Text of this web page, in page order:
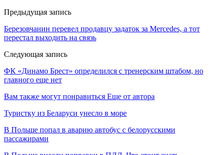
Предыдущая запись
Березовчанин перевел продавцу задаток за Mercedes, а тот
перестал выходить на связь
Следующая запись
ФК «Динамо Брест» определился с тренерским штабом, но
главного еще нет
Вам также могут понравиться Еще от автора
Туристку из Беларуси унесло в море
В Польше попал в аварию автобус с белорусскими
пассажирами